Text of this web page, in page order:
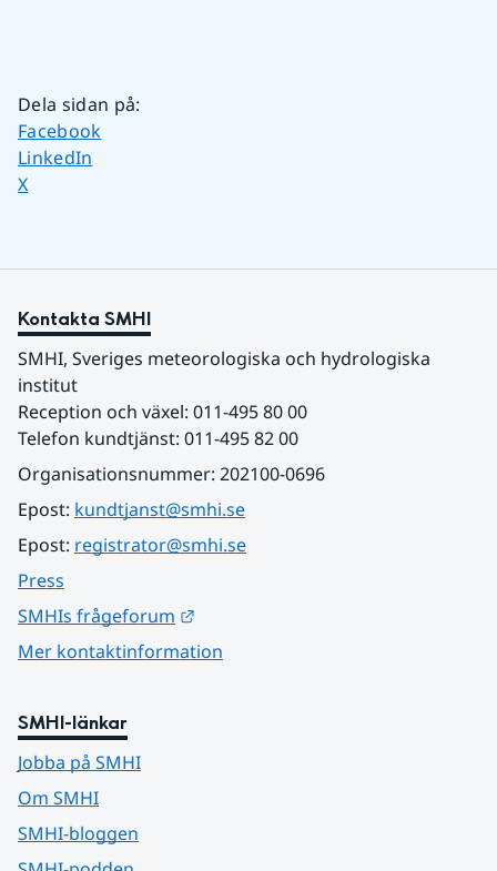
Dela sidan på:
Dela sidan på
Facebook
Dela sidan på
LinkedIn
Dela sidan på
X
Kontakta SMHI
SMHI, Sveriges meteorologiska och hydrologiska
institut
Reception och växel: 011-495 80 00
Telefon kundtjänst: 011-495 82 00
Organisationsnummer: 202100-0696
Epost: kundtjanst@smhi.se
Epost: registrator@smhi.se
Press
SMHIs frågeforum
Mer kontaktinformation
SMHI-länkar
Jobba på SMHI
Om SMHI
SMHI-bloggen